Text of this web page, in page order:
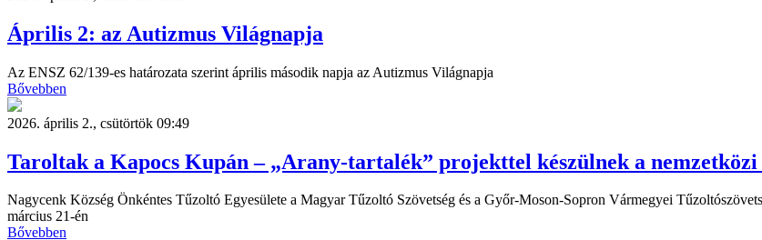
Április 2: az Autizmus Világnapja
Az ENSZ 62/139-es határozata szerint április második napja az Autizmus Világnapja
Bővebben
2026. április 2., csütörtök 09:49
Taroltak a Kapocs Kupán – „Arany-tartalék” projekttel készülnek a nemzetközi
Nagycenk Község Önkéntes Tűzoltó Egyesülete a Magyar Tűzoltó Szövetség és a Győr-Moson-Sopron Vármegyei
március 21-én
Bővebben